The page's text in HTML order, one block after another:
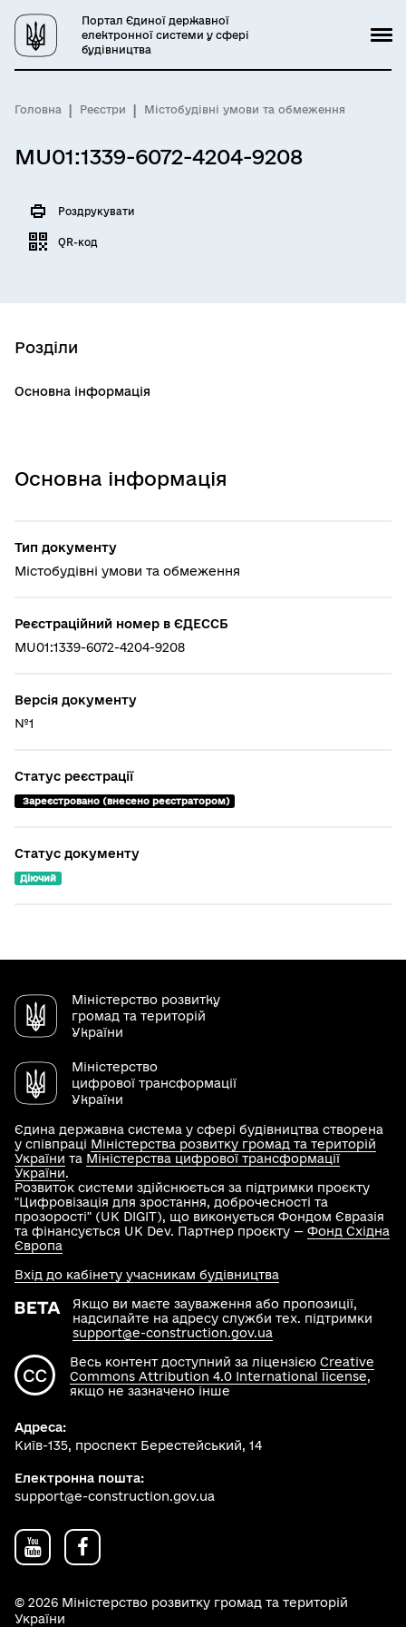
Портал Єдиної державної
електронної системи у сфері
будівництва
Головна Реєстри Містобудівні умови та обмеження
MU01:1339-6072-4204-9208
Роздрукувати
QR-код
Основна інформація
Тип документу
Містобудівні умови та обмеження
Реєстраційний номер в ЄДЕССБ
MU01:1339-6072-4204-9208
Версія документу
№1
Статус реєстрації
Зареєстровано (внесено реєстратором)
Статус документу
Діючий
Розділи
Основна інформація
Міністерство розвитку
громад та територій
України
Міністерство
цифрової трансформації
України
Єдина державна система у сфері будівництва створена
у співпраці Міністерства розвитку громад та територій
України та Міністерства цифрової трансформації
України.
Розвиток системи здійснюється за підтримки проєкту
"Цифровізація для зростання, доброчесності та
прозорості" (UK DIGIT), що виконується Фондом Євразія
та фінансується UK Dev. Партнер проєкту — Фонд Східна
Європа
Якщо ви маєте зауваження або пропозиції,
надсилайте на адресу служби тех. підтримки
support@e-construction.gov.ua
Весь контент доступний за ліцензією Creative
Commons Attribution 4.0 International license,
якщо не зазначено інше
Вхід до кабінету учасникам будівництва
Адреса:
Київ-135, проспект Берестейський, 14
Електронна пошта:
support@e-construction.gov.ua
© 2026 Міністерство розвитку громад та територій
України